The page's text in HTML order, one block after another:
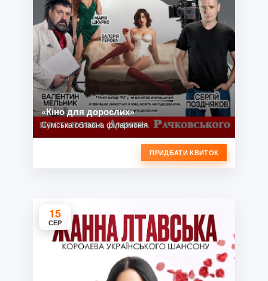
«Кіно для дорослих»
Сумська обласна філармонія
ПРИДБАТИ КВИТОК
15
СЕР